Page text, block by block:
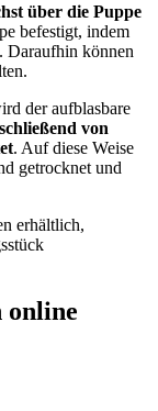
über die Puppe
befestigt, indem
Daraufhin können
der aufblasbare
von
. Auf diese Weise
getrocknet und
erhältlich,
online